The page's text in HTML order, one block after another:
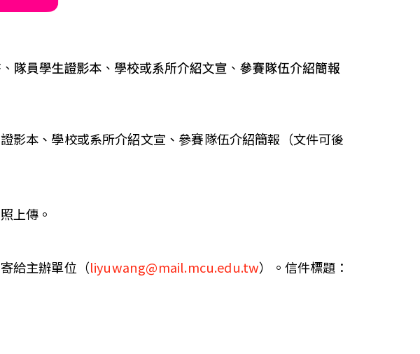
影本、學校或系所介紹文宣、參賽隊伍介紹簡報（文件可後
上傳。
給主辦單位（liyuwang@mail.mcu.edu.tw）。信件標題：